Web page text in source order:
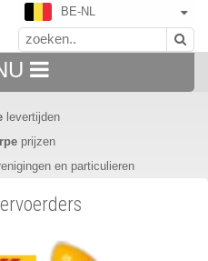
BE-NL
levertijden
prijzen
en particulieren